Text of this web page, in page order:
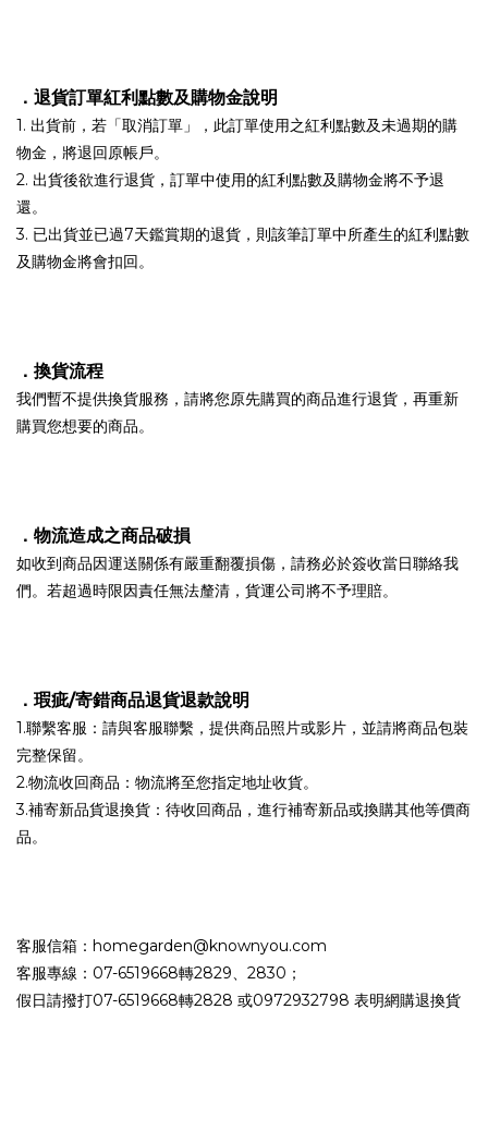
．退貨訂單紅利點數及購物金說明
1. 出貨前，若「取消訂單」，此訂單使用之紅利點數及未過期的購
物金，將退回原帳戶。
2. 出貨後欲進行退貨，訂單中使用的紅利點數及購物金將不予退
還。
3. 已出貨並已過7天鑑賞期的退貨，則該筆訂單中所產生的紅利點數
及購物金將會扣回。
． 換貨流程
我們暫不提供換貨服務，請將您原先購買的商品進行退貨，再重新
購買您想要的商品。
． 物流造成之商品破損
如收到商品因運送關係有嚴重翻覆損傷，請務必於簽收當日聯絡我
們。若超過時限因責任無法釐清，貨運公司將不予理賠。
． 瑕疵/寄錯商品退貨退款說明
1.聯繫客服：請與客服聯繫，提供商品照片或影片，並請將商品包裝
完整保留。
2.物流收回商品：物流將至您指定地址收貨。
3.補寄新品貨退換貨：待收回商品，進行補寄新品或換購其他等價商
品。
客服信箱：homegarden@knownyou.com
客服專線：07-6519668轉2829、2830；
假日請撥打07-6519668轉2828 或0972932798 表明網購退換貨